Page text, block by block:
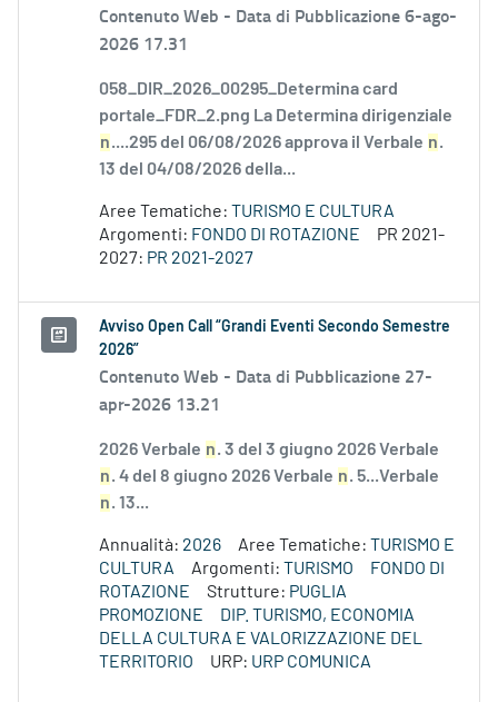
Contenuto Web - Data di Pubblicazione 6-ago-
2026 17.31
058_DIR_2026_00295_Determina card
portale_FDR_2.png La Determina dirigenziale
n....295 del 06/08/2026 approva il Verbale n.
13 del 04/08/2026 della...
Aree Tematiche: TURISMO E CULTURA
Argomenti: FONDO DI ROTAZIONE
PR 2021-
2027: PR 2021-2027
Avviso Open Call “Grandi Eventi Secondo Semestre
2026”
Contenuto Web - Data di Pubblicazione 27-
apr-2026 13.21
2026 Verbale n. 3 del 3 giugno 2026 Verbale
n. 4 del 8 giugno 2026 Verbale n. 5...Verbale
n. 13...
Annualità: 2026 Aree Tematiche: TURISMO E
CULTURA
Argomenti: TURISMO
FONDO DI
ROTAZIONE
Strutture: PUGLIA
PROMOZIONE
DIP. TURISMO, ECONOMIA
DELLA CULTURA E VALORIZZAZIONE DEL
TERRITORIO
URP: URP COMUNICA